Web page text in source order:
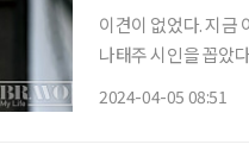
이견이 없었다. 지금
나태주 시인을 꼽았
2024-04-05 08:51